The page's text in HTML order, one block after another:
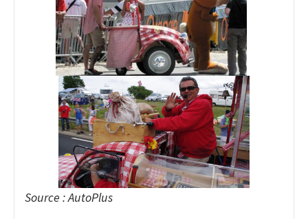
Source : AutoPlus